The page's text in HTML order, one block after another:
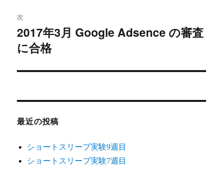
ビ
ゲ
ー
シ
ン
投
稿:
次
次
の
稿:
2017年3月 Google Adsence の審査
に合格
最近の投稿
ショートスリープ実験9週目
ショートスリープ実験7週目